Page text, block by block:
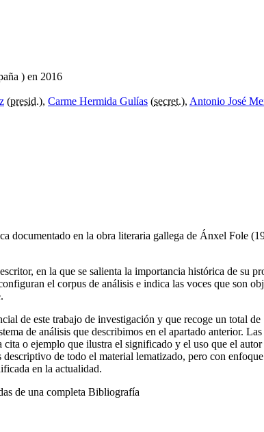
) en 2016
(presid.), Carme Hermida Gulías (secret.), Antonio José
documentado en la obra literaria gallega de Ánxel Fole
en la que se salienta la importancia histórica de su
el corpus de análisis e indica las voces que son
de este trabajo de investigación y que recoge un total
de análisis que describimos en el apartado anterior.
o ejemplo que ilustra el significado y el uso que el
descriptivo de todo el material lematizado, pero con
en la actualidad.
de una completa Bibliografía